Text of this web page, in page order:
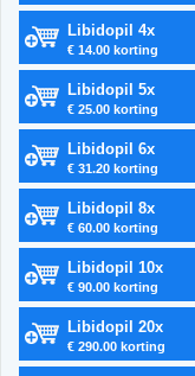
Libidopil 4x
€ 14.00 korting
Libidopil 5x
€ 25.00 korting
Libidopil 6x
€ 31.20 korting
Libidopil 8x
€ 60.00 korting
Libidopil 10x
€ 90.00 korting
Libidopil 20x
€ 290.00 korting